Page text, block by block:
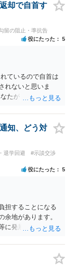
却で自首す
留の阻止・準抗告
役にたった 5
ているので自首は
れないと思いま
たがトイレに入
知、どう対
退学回避
#示談交渉
役にたった 5
担することになる
余地があります。
に発展してしまう